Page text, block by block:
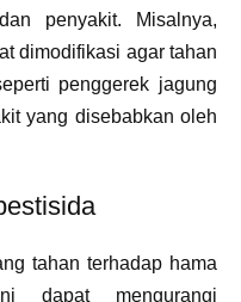
penyakit. Misalnya,
dimodifikasi agar tahan
penggerek jagung
yang disebabkan oleh
tahan terhadap hama
dapat mengurangi